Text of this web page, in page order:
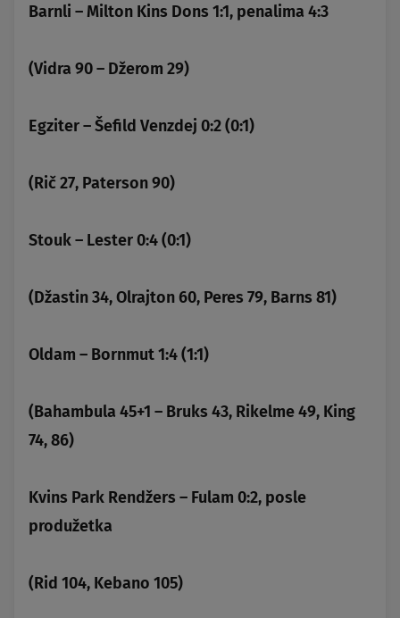
Barnli – Milton Kins Dons 1:1, penalima 4:3
(Vidra 90 – Džerom 29)
Egziter – Šefild Venzdej 0:2 (0:1)
(Rič 27, Paterson 90)
Stouk – Lester 0:4 (0:1)
(Džastin 34, Olrajton 60, Peres 79, Barns 81)
Oldam – Bornmut 1:4 (1:1)
(Bahambula 45+1 – Bruks 43, Rikelme 49, King
74, 86)
Kvins Park Rendžers – Fulam 0:2, posle
produžetka
(Rid 104, Kebano 105)